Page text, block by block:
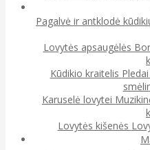
Pagalvė ir antklodė
Lovytės apsaugėlės
Kūdikio kraitelis
Karuselė lovytei
Lovytės kišenės